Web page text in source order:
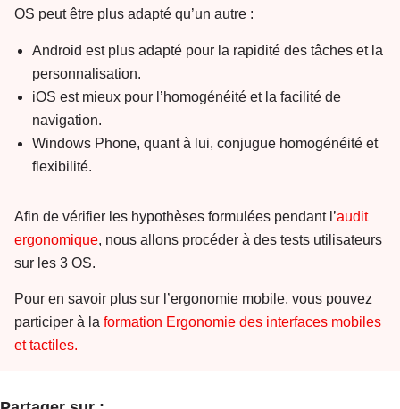
OS peut être plus adapté qu’un autre :
Android est plus adapté pour la rapidité des tâches et la
personnalisation.
iOS est mieux pour l’homogénéité et la facilité de
navigation.
Windows Phone, quant à lui, conjugue homogénéité et
flexibilité.
Afin de vérifier les hypothèses formulées pendant l’audit
ergonomique, nous allons procéder à des tests utilisateurs
sur les 3 OS.
Pour en savoir plus sur l’ergonomie mobile, vous pouvez
participer à la formation Ergonomie des interfaces mobiles
et tactiles.